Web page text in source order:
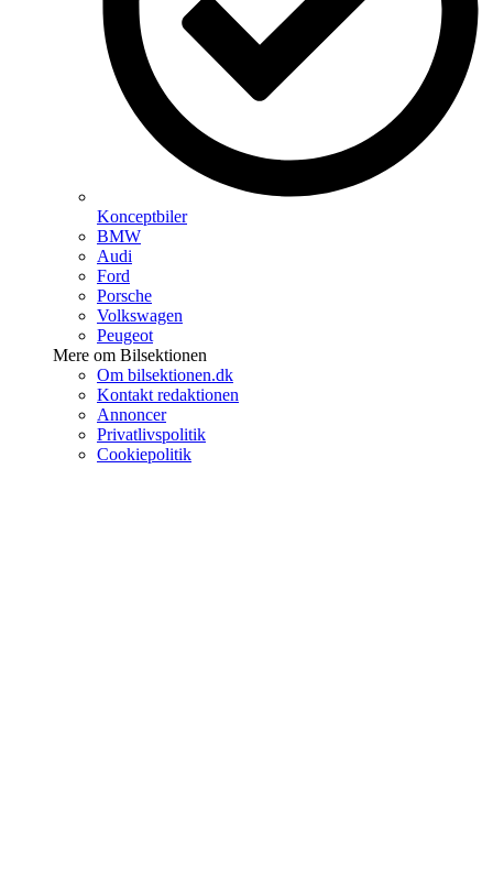
Konceptbiler
BMW
Audi
Ford
Porsche
Volkswagen
Peugeot
Mere om Bilsektionen
Om bilsektionen.dk
Kontakt redaktionen
Annoncer
Privatlivspolitik
Cookiepolitik